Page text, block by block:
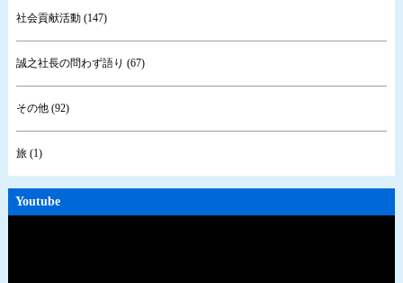
社会貢献活動 (147)
誠之社長の問わず語り (67)
その他 (92)
旅 (1)
Youtube